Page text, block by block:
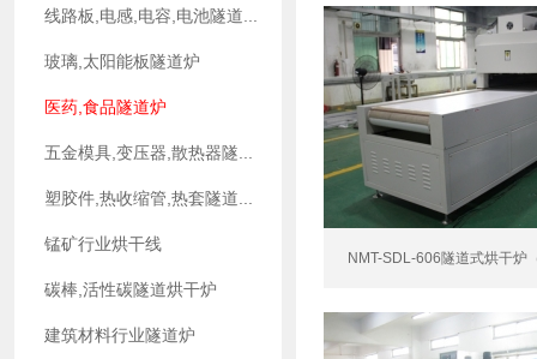
线路板,电感,电容,电池隧道...
玻璃,太阳能板隧道炉
医药,食品隧道炉
五金模具,变压器,散热器隧...
塑胶件,热收缩管,热套隧道...
锰矿行业烘干线
碳棒,活性碳隧道烘干炉
建筑材料行业隧道炉
NMT-SDL-606隧道式烘干炉